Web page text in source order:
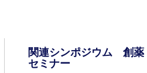
関連シンポジウム 創薬
セミナー